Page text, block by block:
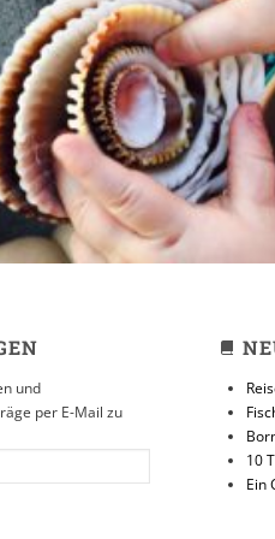
Elternzeit
2019
und
per E-Mail zu
10
Ein